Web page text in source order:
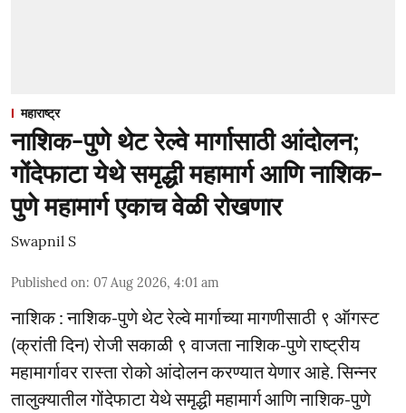
महाराष्ट्र
नाशिक-पुणे थेट रेल्वे मार्गासाठी आंदोलन;
गोंदेफाटा येथे समृद्धी महामार्ग आणि नाशिक-
पुणे महामार्ग एकाच वेळी रोखणार
Swapnil S
Published on: 07 Aug 2026, 4:01 am
नाशिक : नाशिक-पुणे थेट रेल्वे मार्गाच्या मागणीसाठी ९ ऑगस्ट
(क्रांती दिन) रोजी सकाळी ९ वाजता नाशिक-पुणे राष्ट्रीय
महामार्गावर रास्ता रोको आंदोलन करण्यात येणार आहे. सिन्नर
तालुक्यातील गोंदेफाटा येथे समृद्धी महामार्ग आणि नाशिक-पुणे